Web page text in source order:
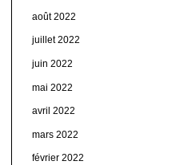
août 2022
juillet 2022
juin 2022
mai 2022
avril 2022
mars 2022
février 2022